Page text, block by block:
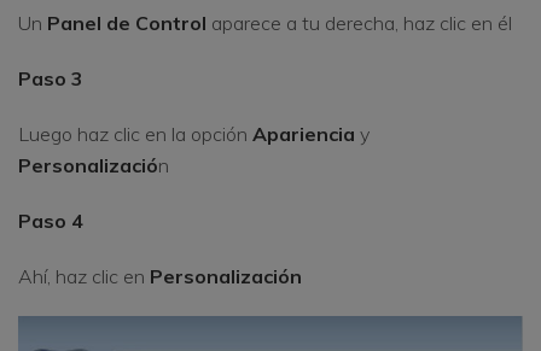
Un Panel de Control aparece a tu derecha, haz clic en él
Paso 3
Luego haz clic en la opción Apariencia y
Personalización
Paso 4
Ahí, haz clic en Personalización